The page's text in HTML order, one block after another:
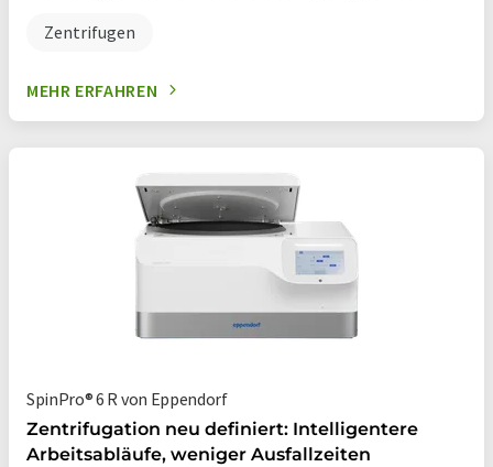
Zentrifugen
MEHR ERFAHREN
SpinPro® 6 R von Eppendorf
Zentrifugation neu definiert: Intelligentere
Arbeitsabläufe, weniger Ausfallzeiten